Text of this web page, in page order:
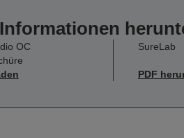
OC
SureLab
PDF